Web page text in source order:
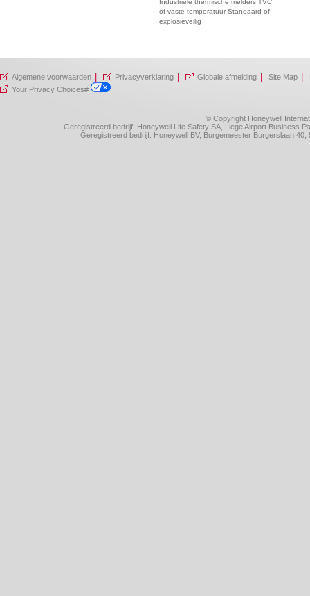
Industriële thermische melders TVC
of vaste temperatuur Standaard of
explosieveilig
Algemene voorwaarden Privacyverklaring Globale afmelding Site Map
Your Privacy Choices#
© Copyright Honeywell
Geregistreerd bedrijf: Honeywell Life Safety SA, Liege Airport Business
Geregistreerd bedrijf: Honeywell BV, Burgemeester Burgerslaan